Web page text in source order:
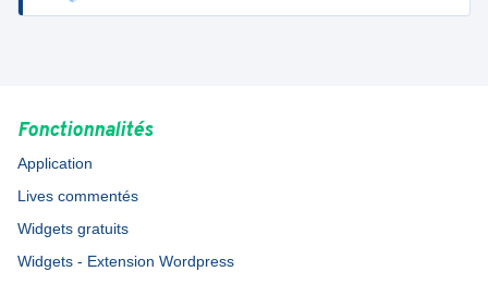
Fonctionnalités
Application
Lives commentés
Widgets gratuits
Widgets - Extension Wordpress